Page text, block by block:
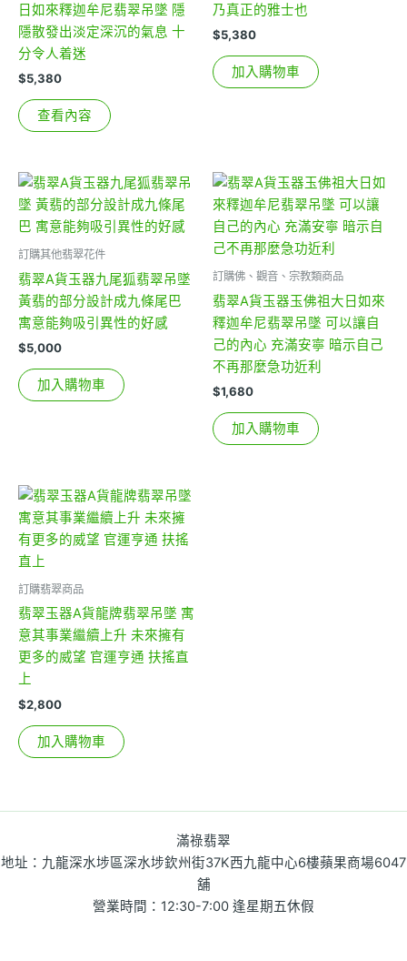
日如來釋迦牟尼翡翠吊墜 隱
隱散發出淡定深沉的氣息 十
分令人着迷
$5,380
查看內容
乃真正的雅士也
$5,380
加入購物車
訂購其他翡翠花件
翡翠A貨玉器九尾狐翡翠吊墜
黃翡的部分設計成九條尾巴
寓意能夠吸引異性的好感
$5,000
加入購物車
訂購佛、觀音、宗教類商品
翡翠A貨玉器玉佛祖大日如來
釋迦牟尼翡翠吊墜 可以讓自
己的內心 充滿安寧 暗示自己
不再那麼急功近利
$1,680
加入購物車
訂購翡翠商品
翡翠玉器A貨龍牌翡翠吊墜 寓
意其事業繼續上升 未來擁有
更多的威望 官運亨通 扶搖直
上
$2,800
加入購物車
滿祿翡翠
地址：九龍深水埗區深水埗欽州街37K西九龍中心6樓蘋果商場6047
舖
營業時間：12:30-7:00 逢星期五休假